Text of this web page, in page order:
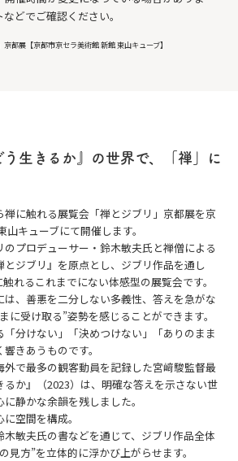
どでご確認ください。
京都展【京都市京セラ美術館 新館 東山キューブ】
生きるか』の世界で、「禅」に
禅に触れる展覧会「禅とジブリ」京都展を京
キューブにて開催します。
プロデューサー・鈴木敏夫氏と禅僧による
ジブリ』を原点とし、ジブリ作品を通し
れるこれまでにない体感型の展覧会です。
は、善悪を二分しない多義性、答えを急がな
に受け取る”姿勢を感じることができます。
「分けない」「決めつけない」「ありのまま
きあうものです。
外で最多の観客動員を記録した宮﨑駿監督最
か』（2023）は、明確な答えを示さない世
静かな余韻を残しました。
空間を構成。
敏夫氏の書などを通じて、ジブリ作品全体
見方”を立体的に浮かび上がらせます。